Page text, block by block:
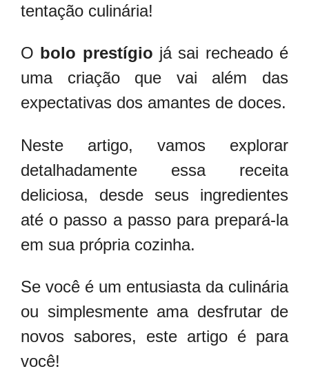
tentação culinária!
O bolo prestígio já sai recheado é
uma criação que vai além das
expectativas dos amantes de doces.
Neste artigo, vamos explorar
detalhadamente essa receita
deliciosa, desde seus ingredientes
até o passo a passo para prepará-la
em sua própria cozinha.
Se você é um entusiasta da culinária
ou simplesmente ama desfrutar de
novos sabores, este artigo é para
você!